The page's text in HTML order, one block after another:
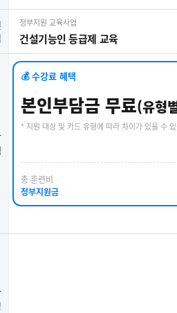
정부지원 교육사업
건설기능인 등급제 교육
💰 수강료 혜택
본인부담금 무료(유형
* 지원 대상 및 카드 유형에 따라 차이가 있을 수
총 훈련비
정부지원금